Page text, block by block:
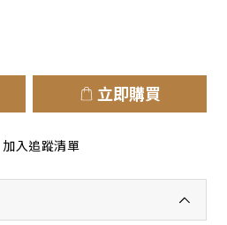
立即購買
加入追蹤清單